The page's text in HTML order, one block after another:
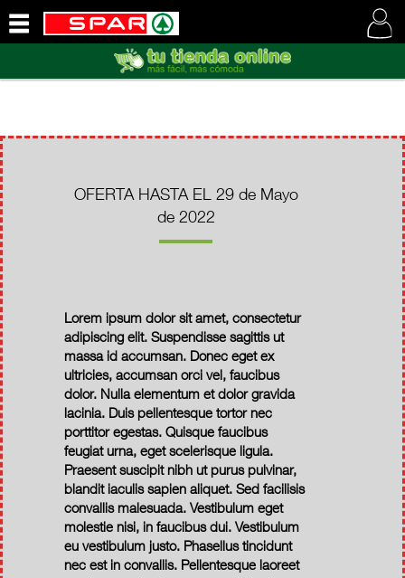
SOMOS
OFERTA HASTA EL 29 de Mayo
de 2022
Lorem ipsum dolor sit amet, consectetur
adipiscing elit. Suspendisse sagittis ut
massa id accumsan. Donec eget ex
ultricies, accumsan orci vel, faucibus
dolor. Nulla elementum et dolor gravida
lacinia. Duis pellentesque tortor nec
porttitor egestas. Quisque faucibus
feugiat urna, eget scelerisque ligula.
Praesent suscipit nibh ut purus pulvinar,
blandit iaculis sapien aliquet. Sed facilisis
convallis malesuada. Vestibulum eget
molestie nisi, in faucibus dui. Vestibulum
eu vestibulum justo. Phasellus tincidunt
nec est in convallis. Pellentesque laoreet